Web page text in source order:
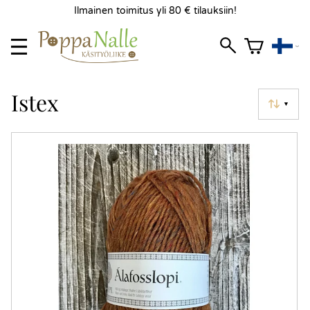
Ilmainen toimitus yli 80 € tilauksiin!
▼
Istex